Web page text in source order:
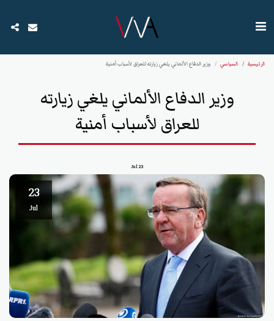
الرئيسية السياسي وزير الدفاع الألماني يلغي زيارته للعراق لأسباب أمنية
وزير الدفاع الألماني يلغي زيارته
للعراق لأسباب أمنية
23
Jul
23
Jul